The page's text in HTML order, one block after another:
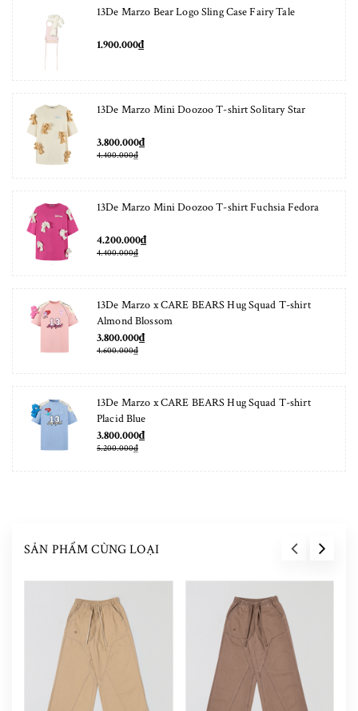
13De Marzo Bear Logo Sling Case Fairy Tale
1.900.000₫
13De Marzo Mini Doozoo T-shirt Solitary Star
3.800.000₫
4.400.000₫
13De Marzo Mini Doozoo T-shirt Fuchsia Fedora
4.200.000₫
4.400.000₫
13De Marzo x CARE BEARS Hug Squad T-shirt
Almond Blossom
3.800.000₫
4.600.000₫
13De Marzo x CARE BEARS Hug Squad T-shirt
Placid Blue
3.800.000₫
5.200.000₫
SẢN PHẨM CÙNG LOẠI